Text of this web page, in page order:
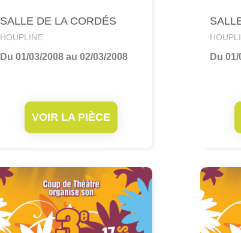
SALLE DE LA CORDÉS
HOUPLINE
Du 01/03/2008 au 02/03/2008
VOIR LA PIÈCE
Du